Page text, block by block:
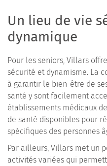
Un lieu de vie
dynamique
Pour les seniors, Villars
sécurité et dynamisme. La
à garantir le bien-être de
santé y sont facilement
établissements médicaux
de santé disponibles pour
spécifiques des personnes
Par ailleurs, Villars met un
activités variées qui